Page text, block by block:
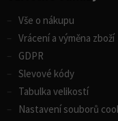
Vše o nákupu
Vrácení a výměna zboží
GDPR
Slevové kódy
Tabulka velikostí
Nastavení souborů